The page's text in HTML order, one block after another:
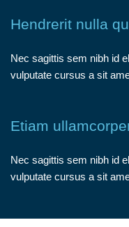
Hendrerit nulla
Nec sagittis sem nibh id
vulputate cursus a sit
Etiam
Nec sagittis sem nibh id
vulputate cursus a sit